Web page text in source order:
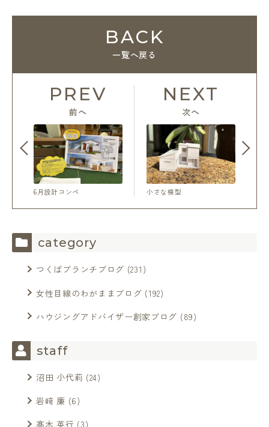
PREV
前へ
6月設計コンペ
BACK
一覧へ戻る
小さな模型
NEXT
次へ
category
つくばブランチブログ (231)
女性目線のわがままブログ (192)
ハウジングアドバイザー創家ブログ (89)
staff
沼田 小代莉 (24)
岩﨑 廉 (6)
髙木 英行 (3)